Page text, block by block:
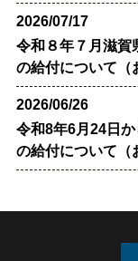
2026/07/17
令和８年７月滋賀
の給付について（
2026/06/26
令和8年6月24日
の給付について（